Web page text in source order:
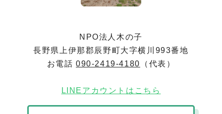
NPO法人木の子
長野県上伊那郡辰野町大字横川993番地
お電話090-2419-4180 （代表）
LINEアカウントはこちら